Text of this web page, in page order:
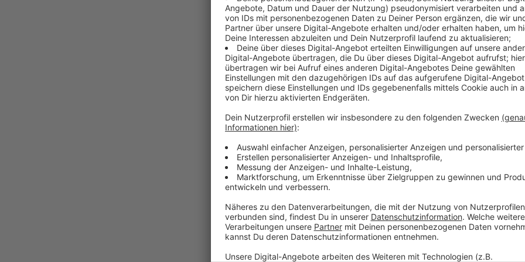
Der Inhaber der Apotheke sei fassungslos, schreibt
erklären und vertraue auf die Ermittlungen der
Einnahme eines Glukosemittels aus der Heilig-
Woche gestorben. Eine andere Schwangere hat die
abgebrochen. Die Kölner Ermittler sind bei den
gestoßen. Ein Glukosebehälter habe den Giftstoff
ermittelt eine Mordkommission. Laut
Anzeige
Das sagen bergische Apotheker zu dem Fall